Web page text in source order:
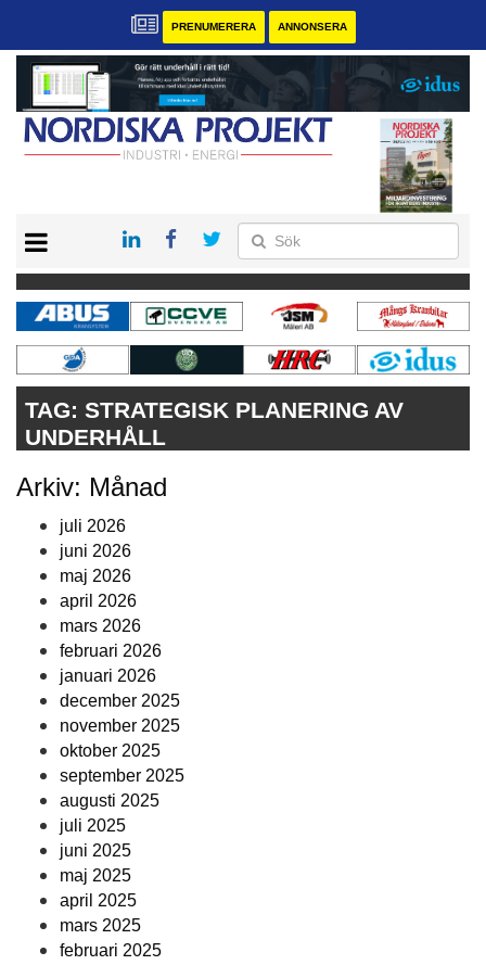
PRENUMERERA ANNONSERA
KONTAKT
VÅRA ANDRA MAGASIN
PRENUMERERA
ANNONSERA
TAG: STRATEGISK PLANERING AV
UNDERHÅLL
Arkiv: Månad
juli 2026
juni 2026
maj 2026
april 2026
mars 2026
februari 2026
januari 2026
december 2025
november 2025
oktober 2025
september 2025
augusti 2025
juli 2025
juni 2025
maj 2025
april 2025
mars 2025
februari 2025